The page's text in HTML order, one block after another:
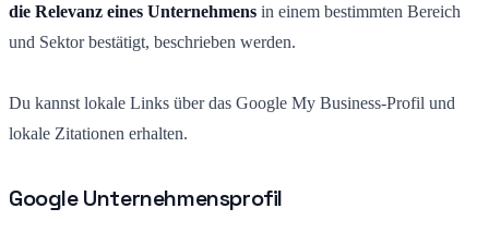
die Relevanz eines Unternehmens in einem bestimmten Bereich
und Sektor bestätigt, beschrieben werden.
Du kannst lokale Links über das Google My Business-Profil und
lokale Zitationen erhalten.
Google Unternehmensprofil